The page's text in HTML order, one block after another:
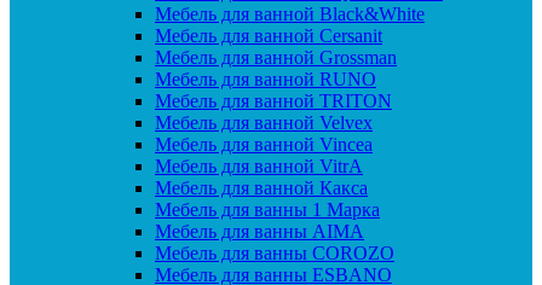
Мебель для ванной Black&White
Мебель для ванной Cersanit
Мебель для ванной Grossman
Мебель для ванной RUNO
Мебель для ванной TRITON
Мебель для ванной Velvex
Мебель для ванной Vincea
Мебель для ванной VitrA
Мебель для ванной Какса
Мебель для ванны 1 Марка
Мебель для ванны AIMA
Мебель для ванны COROZO
Мебель для ванны ESBANO